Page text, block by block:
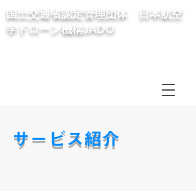
国土交通省認定管理団体 ​日本航空
学ドローン機構JADO
サービス紹介